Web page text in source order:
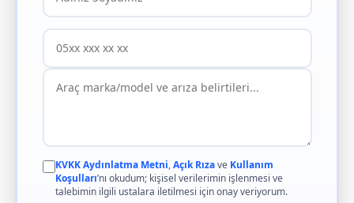
KVKK Aydınlatma Metni,Açık Rızave Kullanım
Koşulları’nı okudum; kişisel verilerimin işlenmesi ve
talebimin ilgili ustalara iletilmesi için onay veriyorum.